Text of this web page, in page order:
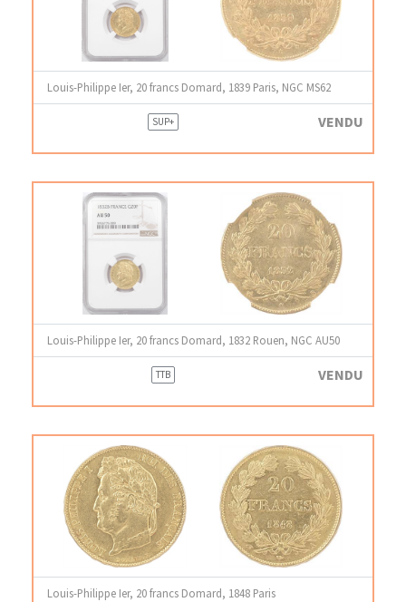
Louis-Philippe Ier, 20 francs Domard, 1839 Paris, NGC MS62
SUP+ VENDU
Louis-Philippe Ier, 20 francs Domard, 1832 Rouen, NGC AU50
TTB VENDU
Louis-Philippe Ier, 20 francs Domard, 1848 Paris